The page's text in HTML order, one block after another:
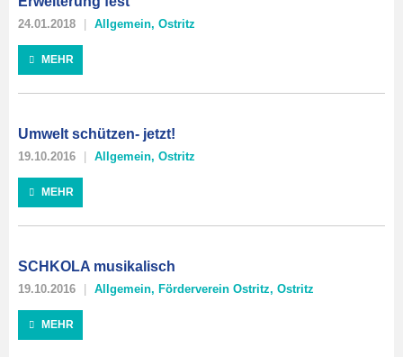
24.01.2018 Allgemein, Ostritz
MEHR
Umwelt schützen- jetzt!
19.10.2016 Allgemein, Ostritz
MEHR
SCHKOLA musikalisch
19.10.2016 Allgemein, Förderverein Ostritz, Ostritz
MEHR